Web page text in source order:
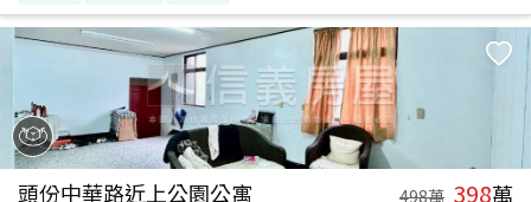
頭份中華路近上公園公寓 498萬 398萬